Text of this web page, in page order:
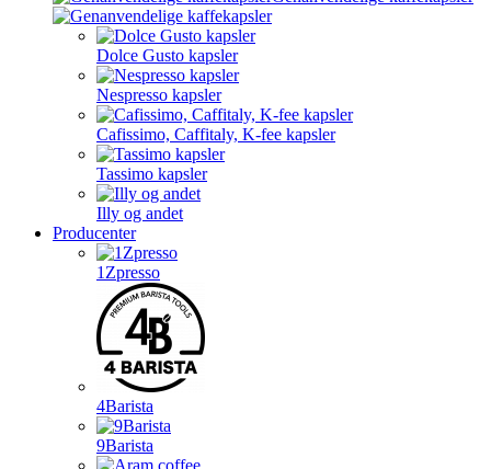
Dolce Gusto kapsler
Nespresso kapsler
Cafissimo, Caffitaly, K-fee kapsler
Tassimo kapsler
Illy og andet
Producenter
1Zpresso
4Barista
9Barista